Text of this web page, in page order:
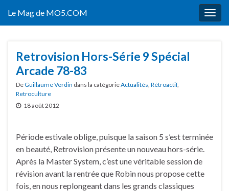
Le Mag de MO5.COM
Retrovision Hors-Série 9 Spécial
Arcade 78-83
DeGuillaume Verdin dans la catégorieActualités, Rétroactif,
Retroculture
18 août 2012
Période estivale oblige, puisque la saison 5 s’est terminée
en beauté, Retrovision présente un nouveau hors-série.
Après la Master System, c’est une véritable session de
révision avant la rentrée que Robin nous propose cette
fois, en nous replongeant dans les grands classiques